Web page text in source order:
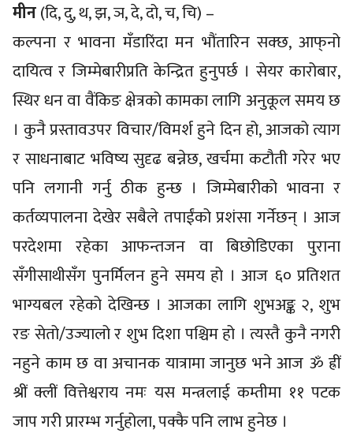
मीन(दि, दु, थ, झ, ञ, दे, दो, च, चि) –
कल्पना र भावना मँडारिंदा मन भौंतारिन सक्छ, आफ्‌नो
दायित्व र जिम्मेबारीप्रति केन्द्रित हुनुपर्छ । सेयर कारोबार,
स्थिर धन वा वैंकिङ क्षेत्रको कामका लागि अनुकूल समय छ
। कुनै प्रस्तावउपर विचार/विमर्श हुने दिन हो, आजको त्याग
र साधनाबाट भविष्य सुदृढ बन्नेछ, खर्चमा कटौती गरेर भए
पनि लगानी गर्नु ठीक हुन्छ । जिम्मेबारीको भावना र
कर्तव्यपालना देखेर सबैले तपाईंको प्रशंसा गर्नेछन् । आज
परदेशमा रहेका आफन्तजन वा बिछोडिएका पुराना
सँगीसाथीसँग पुनर्मिलन हुने समय हो । आज ६० प्रतिशत
भाग्यबल रहेको देखिन्छ । आजका लागि शुभअङ्क २, शुभ
रङ सेतो/उज्यालो र शुभ दिशा पश्चिम हो । त्यस्तै कुनै नगरी
नहुने काम छ वा अचानक यात्रामा जानुछ भने आज ॐ ह्रीं
श्रीं क्लीं वित्तेश्वराय नमः यस मन्त्रलाई कम्तीमा ११ पटक
जाप गरी प्रारम्भ गर्नुहोला, पक्कै पनि लाभ हुनेछ ।